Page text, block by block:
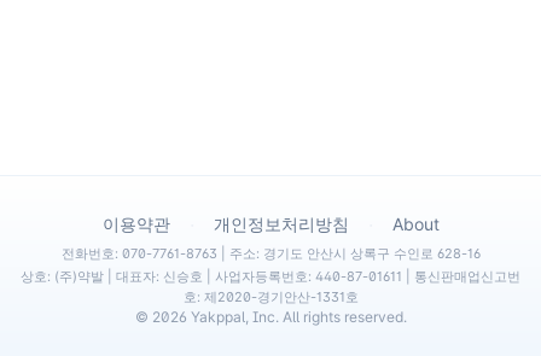
이용약관 개인정보처리방침 About
전화번호: 070-7761-8763 | 주소: 경기도 안산시 상록구 수인로 628-16
상호: (주)약발 | 대표자: 신승호 | 사업자등록번호: 440-87-01611 | 통신판매업신고번
호: 제2020-경기안산-1331호
© 2026 Yakppal, Inc. All rights reserved.